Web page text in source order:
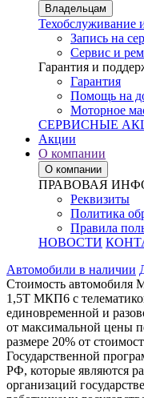
Владельцам
Техобслуживание
Запись на
Сервис и
Гарантия и
Гарантия
Помощь на
Моторное
СЕРВИСНЫЕ
Акции
О компании
О компании
ПРАВОВАЯ
Реквизиты
Политика
Правила
НОВОСТИ
Автомобили в наличии
Стоимость автомобиля
1,5Т МКП6 с
единовременной и
от максимальной цены
размере 20% от
Государственной
РФ, которые являются
организаций